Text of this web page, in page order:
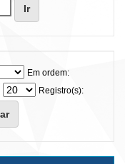
Em ordem:
Registro(s):